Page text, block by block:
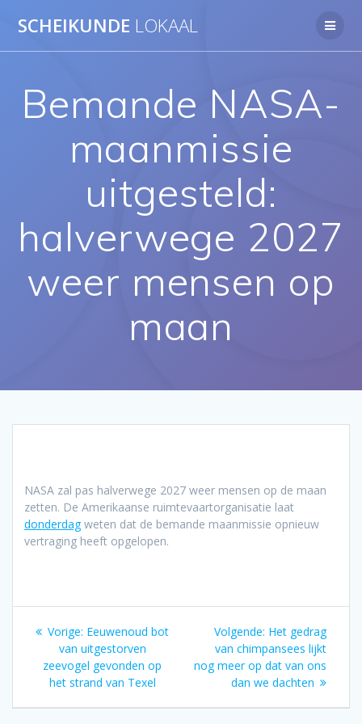
naar
SCHEIKUNDE LOKAAL
Bemande NASA-
maanmissie
uitgesteld:
halverwege 2027
weer mensen op
maan
NASA zal pas halverwege 2027 weer mensen op de maan
zetten. De Amerikaanse ruimtevaartorganisatie laat
donderdagweten dat de bemande maanmissie opnieuw
vertraging heeft opgelopen.
Bericht
navigatie
Vorige: Vorig
bericht:
Eeuwenoud bot
van uitgestorven
zeevogel gevonden op
het strand van Texel
Volgende: Volgend
bericht:
Het gedrag
van chimpansees lijkt
nog meer op dat van ons
dan we dachten